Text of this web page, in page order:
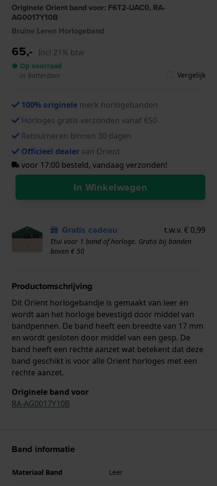
Originele Orient band voor: F6T2-UAC0, RA-
AG0017Y10B
Bruine Leren Horlogeband
65,- Incl 21% btw
● Op voorraad
in Rotterdam
Vergelijk
100% originele merk horlogebanden
Horloges gratis verzonden vanaf €50
Retourneren binnen 30 dagen
Officieel dealervan Orient
voor 17:00 besteld, vandaag verzonden!
In Winkelwagen
Gratis cadeau t.w.v. € 0,99
Etui voor 1 band of horloge. Gratis bij banden
boven € 50
Productomschrijving
Dit Orient horlogebandje is gemaakt van leer en
wordt aan het horloge bevestigd door middel van
bandpennen. De band heeft een breedte van 17 mm
en wordt gesloten door middel van een gesp. De
band heeft een rechte aanzet wat betekent dat deze
band geschikt is voor alle Orient horloges met een
rechte aanzet.
Originele band voor
RA-AG0017Y10B
Band informatie
Materiaal Band
Leer